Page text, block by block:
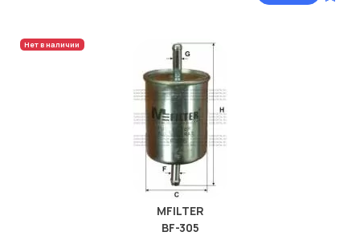
Нет в наличии
MFILTER
BF-305